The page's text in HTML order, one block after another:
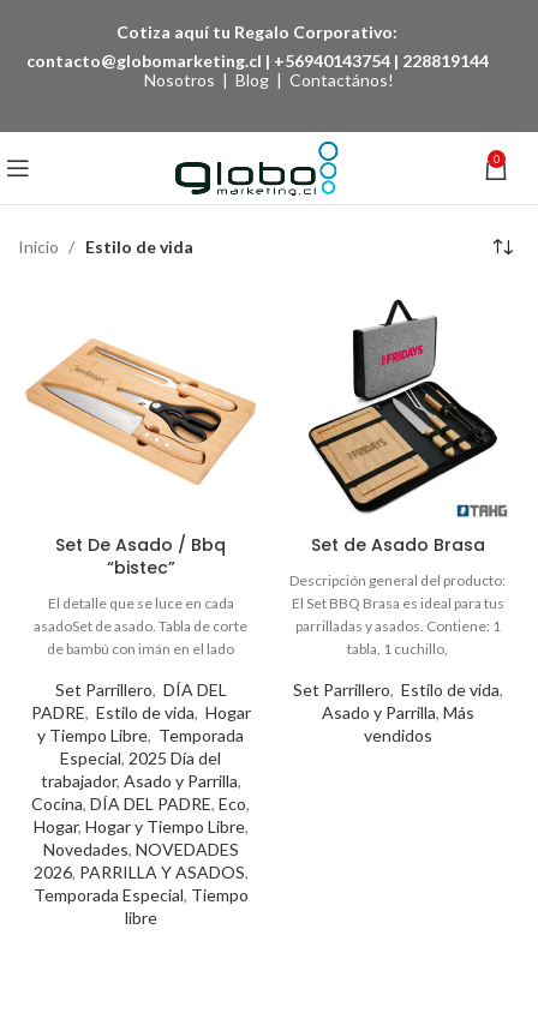
Cotiza aquí tu Regalo Corporativo:
contacto@globomarketing.cl | +56940143754 | 228819144
Nosotros | Blog | Contactános!
0
Inicio Estilo de vida
Set De Asado / Bbq
“bistec”
Set Parrillero, DÍA DEL
PADRE, Estilo de vida, Hogar
y Tiempo Libre, Temporada
Especial, 2025 Día del
trabajador, Asado y Parrilla,
Cocina, DÍA DEL PADRE, Eco,
Hogar, Hogar y Tiempo Libre,
Novedades, NOVEDADES
2026, PARRILLA Y ASADOS,
Temporada Especial, Tiempo
libre
Set de Asado Brasa
Set Parrillero, Estilo de vida,
Asado y Parrilla, Más
vendidos